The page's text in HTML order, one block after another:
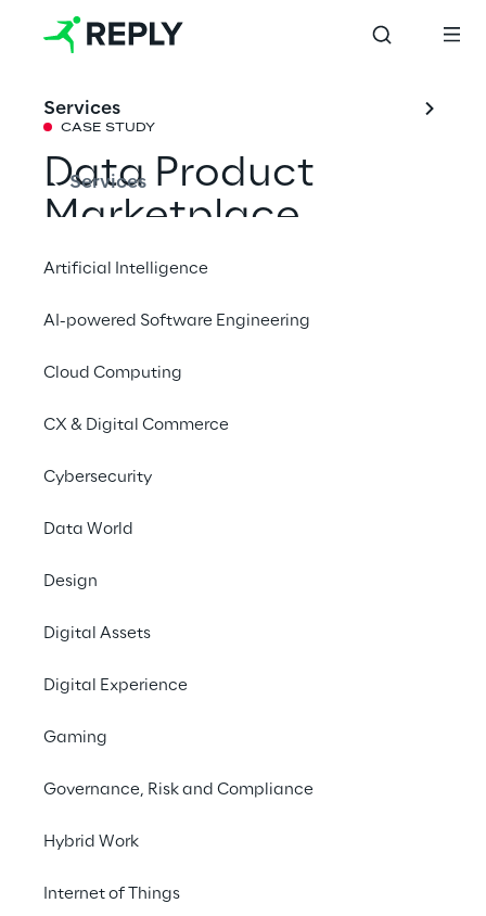
Services
Services
Artificial Intelligence
AI-powered Software Engineering
Cloud Computing
CX & Digital Commerce
Cybersecurity
Data World
Design
Digital Assets
Digital Experience
Gaming
Governance, Risk and Compliance
Hybrid Work
Internet of Things
CASE STUDY
Data Product
Marketplace
fördert die
Nutzung von KI
Ein weltweit führendes
Beratung von Data Reply nun von einer Self-
Service-Plattform, die dem Data Mesh-
Datenaustausch und die effiziente Nutzung
#Big Data
#AI
DIE HERAUSFORDERUNG